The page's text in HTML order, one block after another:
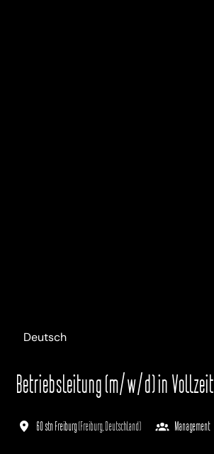
Deutsch
Betriebsleitung (m/w/d) in Vollzeit
60 stn Freiburg(Freiburg Deutschland) Management